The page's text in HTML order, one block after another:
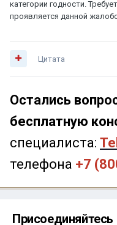
категории годности.
проявляется данной
Цитата
Остались
бесплатную
специалиста:
телефона +7